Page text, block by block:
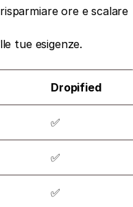
ore e scalare
tue esigenze.
Dropified
✅
✅
✅